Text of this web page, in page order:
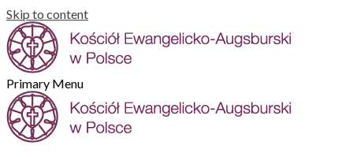
Skip to content
Primary Menu